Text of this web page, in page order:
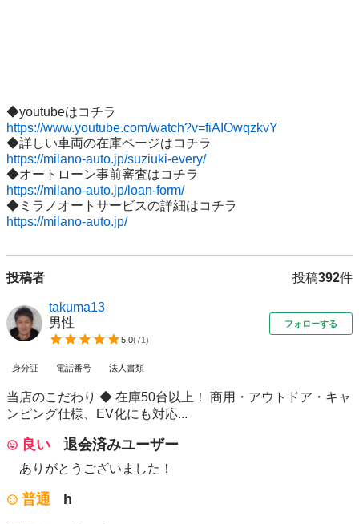
https://www.youtube.com/watch?v=fiAIOwqzkvY
https://milano-auto.jp/suziuki-every/
https://milano-auto.jp/loan-form/
https://milano-auto.jp/
投稿者 投稿392件
takuma13
男性
5.0(71)
フォローする
身分証 電話番号 法人書類
当店のこだわり ◆ 在庫50台以上！ 商用・アウトドア・キャ
ンピング仕様、EV化にも対応...
良い 退会済みユーザー
ありがとうございました！
普通 h